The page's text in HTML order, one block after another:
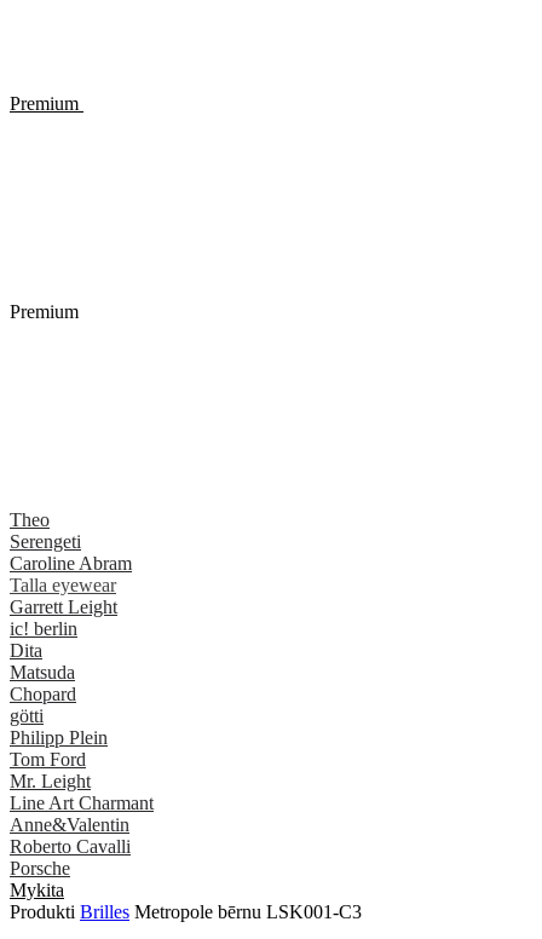
Premium
Premium
Theo
Serengeti
Caroline Abram
Talla eyewear
Garrett Leight
ic! berlin
Dita
Matsuda
Chopard
götti
Philipp Plein
Tom Ford
Mr. Leight
Line Art Charmant
Anne&Valentin
Roberto Cavalli
Porsche
Mykita
Produkti Brilles Metropole bērnu LSK001-C3